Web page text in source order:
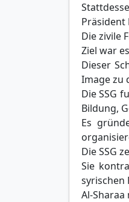
Präsident
Die zivile
Ziel war
Dieser
Image zu
Die SSG
Bildung,
Es
Die SSG
Sie
syrischen
Al-